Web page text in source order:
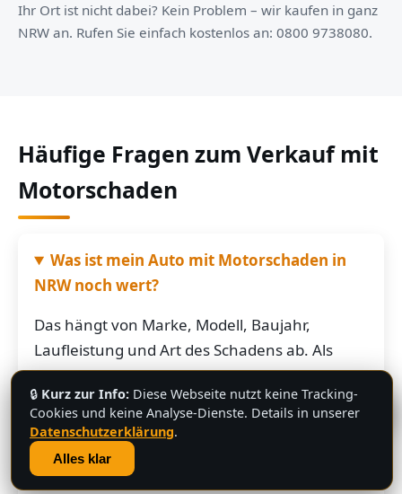
Ihr Ort ist nicht dabei? Kein Problem – wir kaufen in ganz
NRW an. Rufen Sie einfach kostenlos an: 0800 9738080.
Häufige Fragen zum Verkauf mit
Motorschaden
Was ist mein Auto mit Motorschaden in
NRW noch wert?
Das hängt von Marke, Modell, Baujahr,
Laufleistung und Art des Schadens ab. Als
grobe Richtung: Fahrzeuge mit Motorschaden
bringen je nach Restwert der Karosserie und
der Teile oft noch mehrere hundert bis
mehrere tausend Euro. Schicken Sie uns die
Fahrzeugdaten – Sie bekommen von uns eine
💬
🔒 Kurz zur Info: Diese Webseite nutzt keine Tracking-
Cookies und keine Analyse-Dienste. Details in unserer
Datenschutzerklärung.
Alles klar